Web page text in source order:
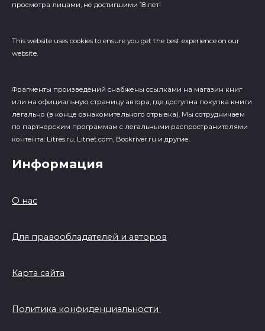
просмотра лицами, не достигшими 18 лет!
This website uses cookies to ensure you get the best experience on our
website.
Фрагменты произведений cнабжены ссылками на магазин книг
или на официальную страницу автора, где доступна покупка книги
легально (в конце ознакомительного отрывка). Мы сотрудничаем
по партнерским программам с легальными распространителями
контента: Litres.ru, Litnet.com, Bookriver.ru и другие.
Информация
О нас
Для правообладателей и авторов
Карта сайта
Политика конфиденциальности